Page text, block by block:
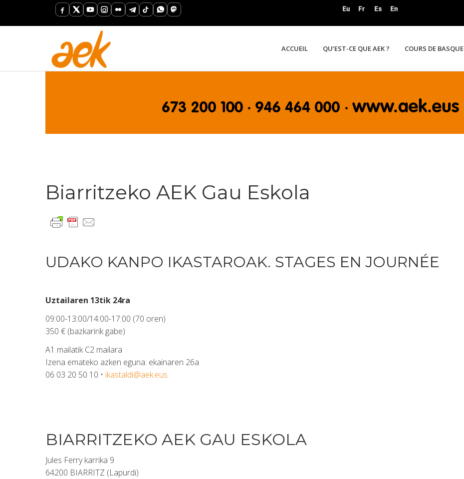
ACCUEIL QU’EST-CE QUE AEK ? COURS DE BASQUE
Biarritzeko AEK Gau Eskola
UDAKO KANPO IKASTAROAK. STAGES EN JOURNÉE
Uztailaren 13tik 24ra
09:00-13:00/14:00-17:00 (70 oren)
350 € (bazkaririk gabe)
A1 mailatik C2 mailara
Izena emateko azken eguna: ekainaren 26a
06 03 20 50 10 • ikastaldi@aek.eus
BIARRITZEKO AEK GAU ESKOLA
Jules Ferry karrika 9
64200 BIARRITZ (Lapurdi)